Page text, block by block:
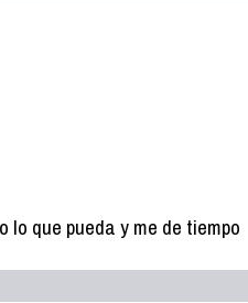
que pueda y me de tiempo